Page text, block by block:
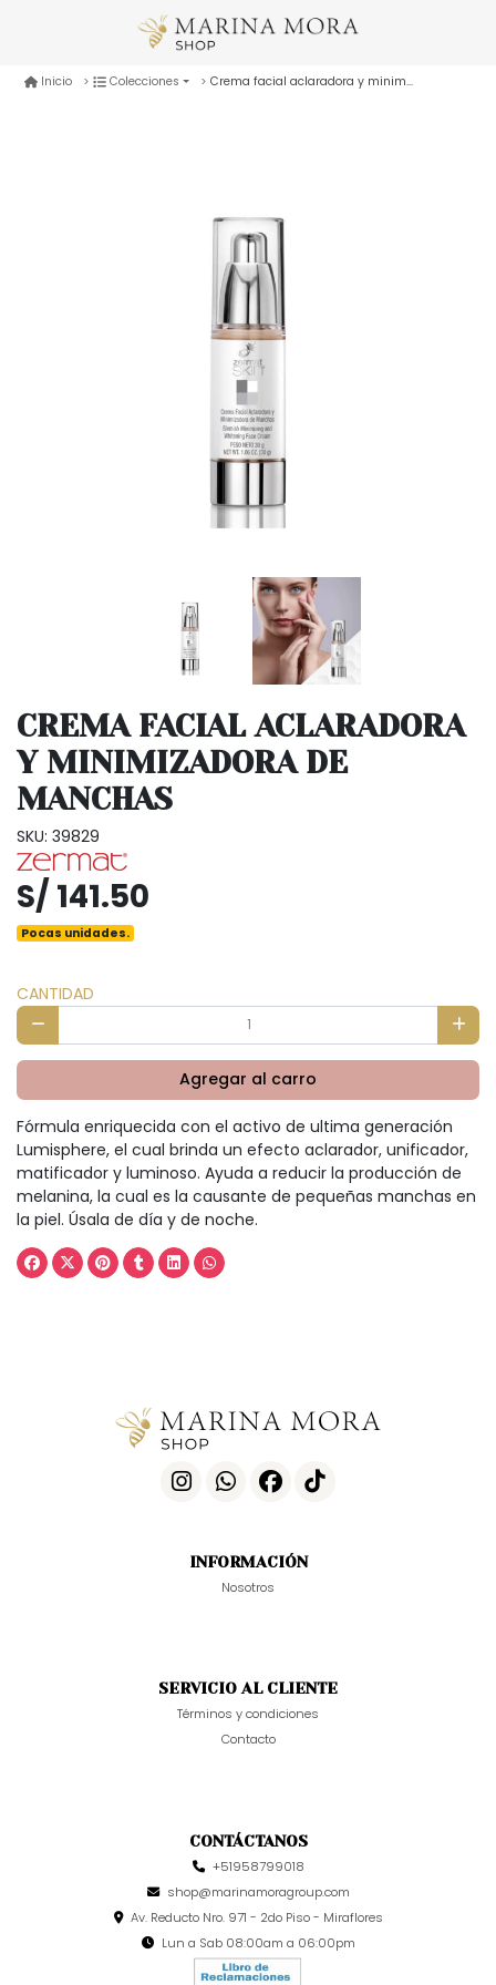
Inicio Colecciones Crema facial aclaradora y minimizadora de manchas
CREMA FACIAL ACLARADORA
Y MINIMIZADORA DE
MANCHAS
SKU: 39829
S/ 141.50
Pocas unidades.
CANTIDAD
Agregar al carro
Fórmula enriquecida con el activo de ultima generación
Lumisphere, el cual brinda un efecto aclarador, unificador,
matificador y luminoso. Ayuda a reducir la producción de
melanina, la cual es la causante de pequeñas manchas en
la piel. Úsala de día y de noche.
INFORMACIÓN
Nosotros
SERVICIO AL CLIENTE
Términos y condiciones
Contacto
CONTÁCTANOS
+51958799018
shop@marinamoragroup.com
Av. Reducto Nro. 971 - 2do Piso - Miraflores
Lun a Sab 08:00am a 06:00pm